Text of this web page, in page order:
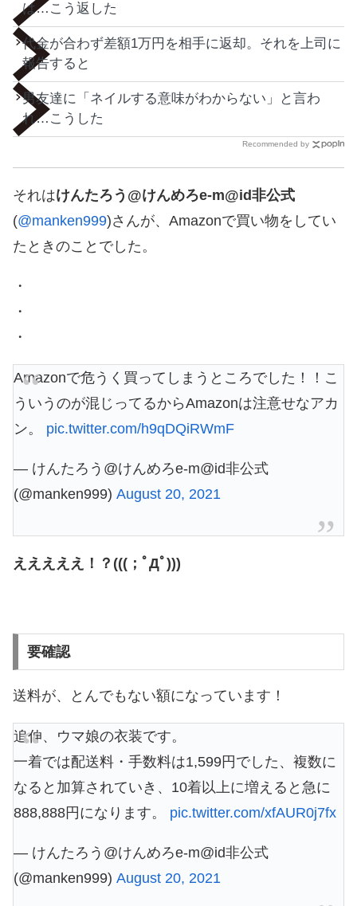
は…こう返した
代金が合わず差額1万円を相手に返却。それを上司に
報告すると
男友達に「ネイルする意味がわからない」と言わ
れ…こうした
Recommended by
それはけんたろう@けんめろe-m@id非公式
(@manken999)さんが、Amazonで買い物をしてい
たときのことでした。
・
・
・
Amazonで危うく買ってしまうところでした！！こ
ういうのが混じってるからAmazonは注意せなアカ
ン。 pic.twitter.com/h9qDQiRWmF
— けんたろう@けんめろe-m@id非公式
(@manken999) August 20, 2021
えええええ！？(((；ﾟДﾟ)))
要確認
送料が、とんでもない額になっています！
追伸、ウマ娘の衣装です。
一着では配送料・手数料は1,599円でした、複数に
なると加算されていき、10着以上に増えると急に
888,888円になります。 pic.twitter.com/xfAUR0j7fx
— けんたろう@けんめろe-m@id非公式
(@manken999) August 20, 2021